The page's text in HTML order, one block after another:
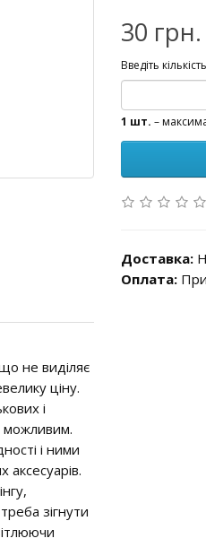
не виділяє
ціну.
і
можливим.
і ними
зігнути
30 грн.
Введіть
1 шт. –
Доставка:
Оплата: